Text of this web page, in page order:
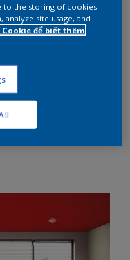
mê, sắc đỏ tạo
mạnh mẽ. Mỗi
to the storing of cookies
site usage, and
Cookie để biết thêm